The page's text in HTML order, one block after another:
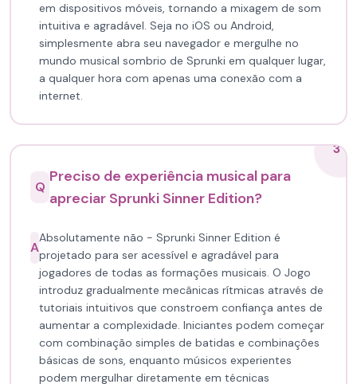
em dispositivos móveis, tornando a mixagem de som
intuitiva e agradável. Seja no iOS ou Android,
simplesmente abra seu navegador e mergulhe no
mundo musical sombrio de Sprunki em qualquer lugar,
a qualquer hora com apenas uma conexão com a
internet.
3
Q
Preciso de experiência musical para
apreciar Sprunki Sinner Edition?
A
Absolutamente não - Sprunki Sinner Edition é
projetado para ser acessível e agradável para
jogadores de todas as formações musicais. O Jogo
introduz gradualmente mecânicas rítmicas através de
tutoriais intuitivos que constroem confiança antes de
aumentar a complexidade. Iniciantes podem começar
com combinação simples de batidas e combinações
básicas de sons, enquanto músicos experientes
podem mergulhar diretamente em técnicas